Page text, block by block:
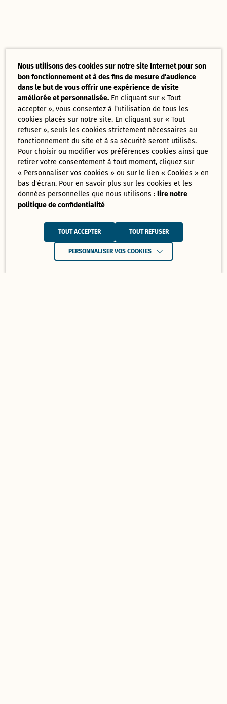
Nous utilisons des cookies sur notre site Internet pour son
bon fonctionnement et à des fins de mesure d'audience
dans le but de vous offrir une expérience de visite
améliorée et personnalisée. En cliquant sur « Tout
accepter », vous consentez à l'utilisation de tous les
cookies placés sur notre site. En cliquant sur « Tout
refuser », seuls les cookies strictement nécessaires au
fonctionnement du site et à sa sécurité seront utilisés.
Pour choisir ou modifier vos préférences cookies ainsi que
retirer votre consentement à tout moment, cliquez sur
« Personnaliser vos cookies » ou sur le lien « Cookies » en
bas d'écran. Pour en savoir plus sur les cookies et les
données personnelles que nous utilisons :lire notre
politique de confidentialité
TOUT ACCEPTER TOUT REFUSER
PERSONNALISER VOS COOKIES